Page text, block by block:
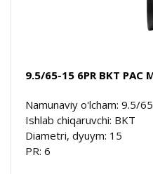
9.5/65-15 6PR BKT PAC
Namunaviy o'lcham: 9.5/
Ishlab chiqaruvchi: BKT
Diametri, dyuym: 15
PR: 6